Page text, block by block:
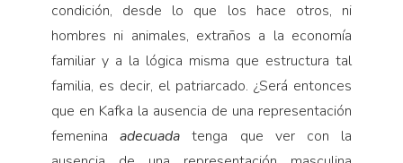
condición, desde lo que los hace otros, ni
hombres ni animales, extraños a la economía
familiar y a la lógica misma que estructura tal
familia, es decir, el patriarcado. ¿Será entonces
que en Kafka la ausencia de una representación
femeninaadecuadatenga que ver con la